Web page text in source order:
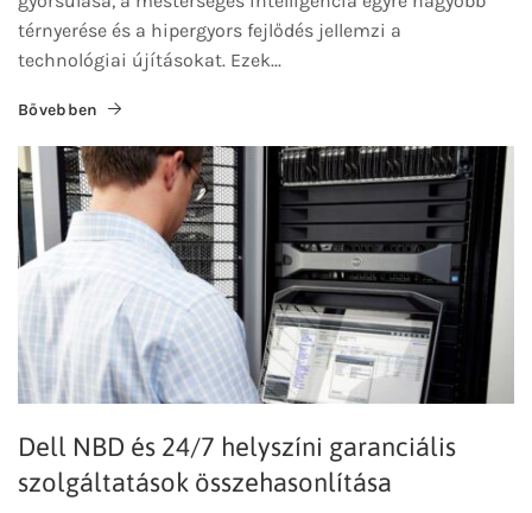
térnyerése és a hipergyors fejlődés jellemzi a
technológiai újításokat. Ezek...
Bővebben
Dell NBD és 24/7 helyszíni garanciális
szolgáltatások összehasonlítása